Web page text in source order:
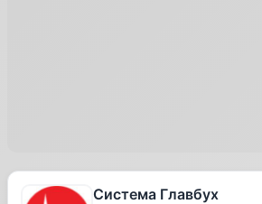
Система Главбух